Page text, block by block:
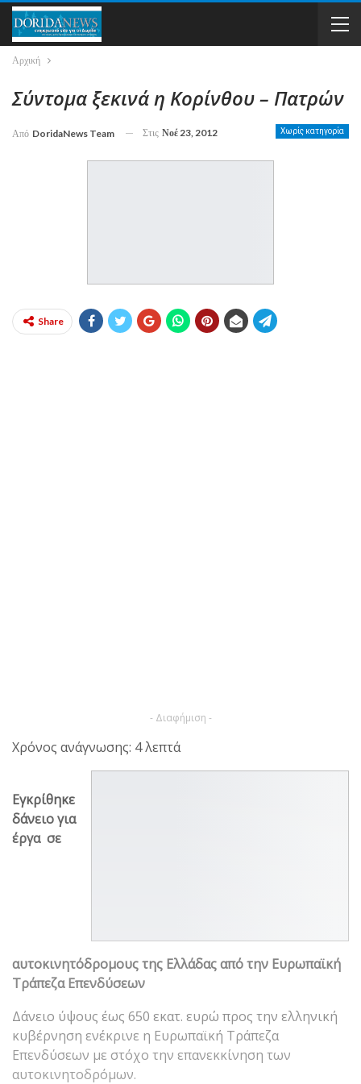
Αρχική
Σύντομα ξεκινά η Κορίνθου – Πατρών
Χωρίς κατηγορία
Από DoridaNews Team Στις Νοέ 23, 2012
Share
- Διαφήμιση -
Χρόνος ανάγνωσης: 4 λεπτά
Εγκρίθηκε
δάνειο για
έργα σε
αυτοκινητόδρομους της Ελλάδαςαπό την Ευρωπαϊκή
Τράπεζα Επενδύσεων
Δάνειο ύψους έως 650 εκατ. ευρώ προς την ελληνική
κυβέρνηση ενέκρινε η Ευρωπαϊκή Τράπεζα
Επενδύσεων με στόχο την επανεκκίνηση των
αυτοκινητοδρόμων.